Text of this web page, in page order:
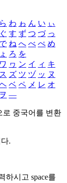
ら わ ゎ ん い ぃ
ぐ す ず つ づ っ
で ね へ べ ぺ め
ょ ろ を
ワ ヮ ン イ ィ キ
ス ズ ツ ヅ ッ ヌ
ベ ペ メ レ オ
ヲ ―
로 중국어를 변환
.
하시고 space를